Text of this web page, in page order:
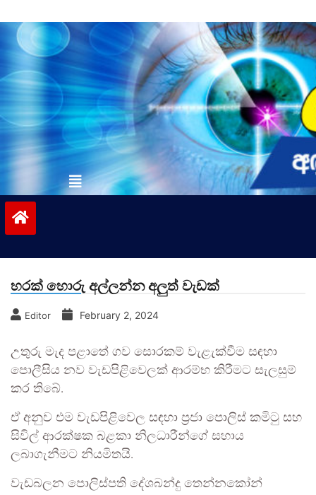
to
contentvinivida.lk
හරක් හොරු අල්ලන්න අලුත් වැඩක්
Editor February 2, 2024
උතුරු මැද පළාතේ ගව සොරකම් වැළැක්වීම සඳහා
පොලීසිය නව වැඩපිළිවෙලක් ආරම්භ කිරීමට සැලසුම්
කර තිබේ.
ඒ අනුව එම වැඩපිළිවෙල සඳහා ප්‍රජා පොලිස් කමිටු සහ
සිවිල් ආරක්ෂක බළකා නිලධාරීන්ගේ සහාය
ලබාගැනීමට නියමිතයි.
වැඩබලන පොලිස්පති දේශබන්දු තෙන්නකෝන්